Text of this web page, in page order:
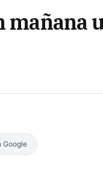
mañana
Google